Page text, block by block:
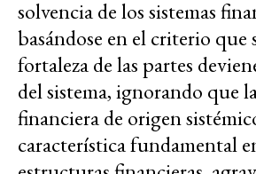
solvencia de los sistemas
basándose en el criterio que
fortaleza de las partes
del sistema, ignorando que
financiera de origen
característica fundamental